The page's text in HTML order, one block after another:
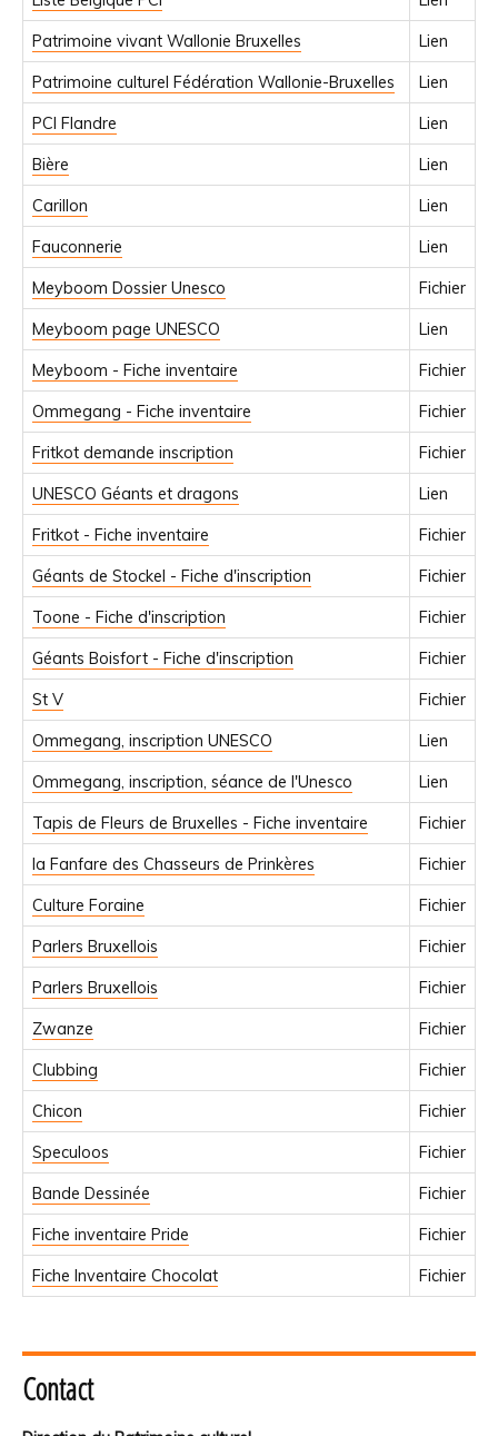
Patrimoine vivant Wallonie Bruxelles Lien
Patrimoine culturel Fédération Wallonie-Bruxelles Lien
PCI Flandre Lien
Bière Lien
Carillon Lien
Fauconnerie Lien
Meyboom Dossier Unesco Fichier
Meyboom page UNESCO Lien
Meyboom - Fiche inventaire Fichier
Ommegang - Fiche inventaire Fichier
Fritkot demande inscription Fichier
UNESCO Géants et dragons Lien
Fritkot - Fiche inventaire Fichier
Géants de Stockel - Fiche d'inscription Fichier
Toone - Fiche d'inscription Fichier
Géants Boisfort - Fiche d'inscription Fichier
St V Fichier
Ommegang, inscription UNESCO Lien
Ommegang, inscription, séance de l'Unesco Lien
Tapis de Fleurs de Bruxelles - Fiche inventaire Fichier
la Fanfare des Chasseurs de Prinkères Fichier
Culture Foraine Fichier
Parlers Bruxellois Fichier
Parlers Bruxellois Fichier
Zwanze Fichier
Clubbing Fichier
Chicon Fichier
Speculoos Fichier
Bande Dessinée Fichier
Fiche inventaire Pride Fichier
Fiche Inventaire Chocolat Fichier
Contact